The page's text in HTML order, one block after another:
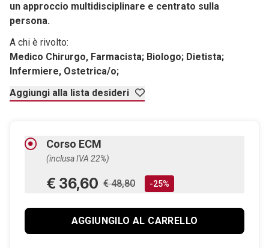
un approccio multidisciplinare e centrato sulla
persona.
A chi è rivolto:
Medico Chirurgo, Farmacista; Biologo; Dietista;
Infermiere, Ostetrica/o;
Aggiungi alla lista desideri
Corso ECM
(inclusa IVA 22%)
€ 36,60 € 48,80 -25%
AGGIUNGILO AL CARRELLO